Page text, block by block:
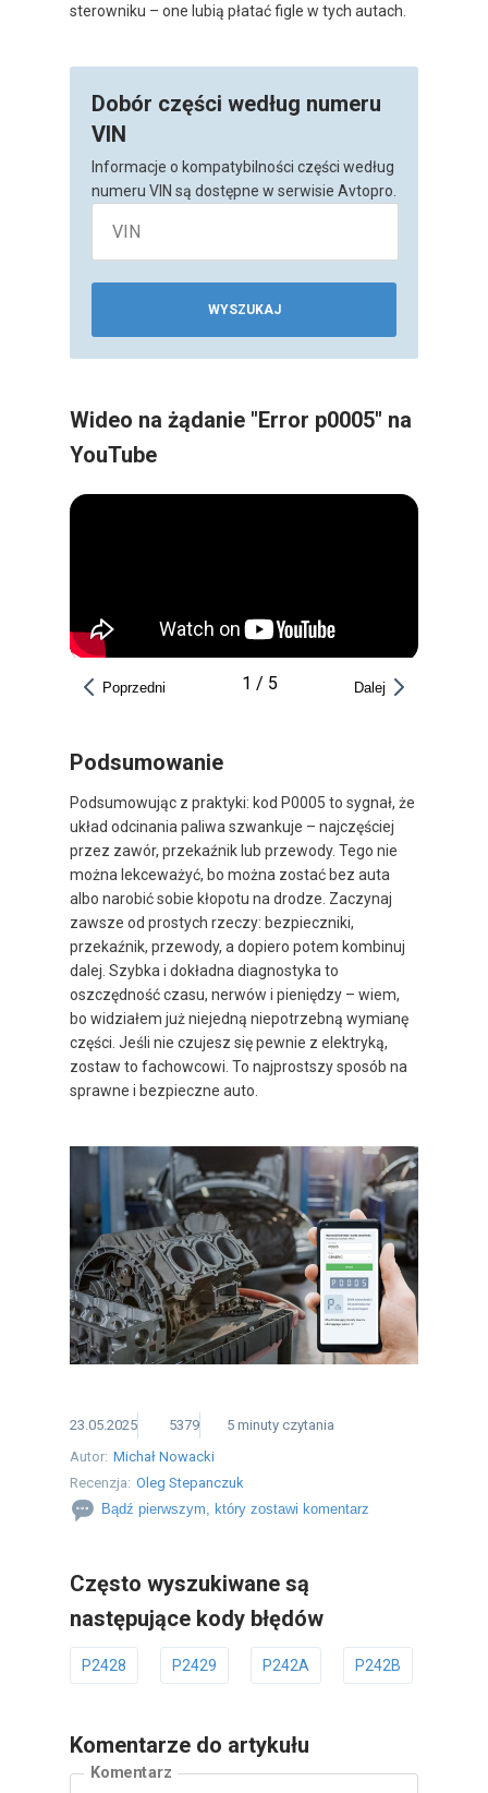
sterowniku – one lubią płatać figle w tych autach.
Dobór części według numeru
VIN
Informacje o kompatybilności części według
numeru VIN są dostępne w serwisie Avtopro.
WYSZUKAJ
Wideo na żądanie "Error p0005" na
YouTube
Poprzedni 1 / 5 Dalej
Podsumowanie
Podsumowując z praktyki: kod P0005 to sygnał, że
układ odcinania paliwa szwankuje – najczęściej
przez zawór, przekaźnik lub przewody. Tego nie
można lekceważyć, bo można zostać bez auta
albo narobić sobie kłopotu na drodze. Zaczynaj
zawsze od prostych rzeczy: bezpieczniki,
przekaźnik, przewody, a dopiero potem kombinuj
dalej. Szybka i dokładna diagnostyka to
oszczędność czasu, nerwów i pieniędzy – wiem,
bo widziałem już niejedną niepotrzebną wymianę
części. Jeśli nie czujesz się pewnie z elektryką,
zostaw to fachowcowi. To najprostszy sposób na
sprawne i bezpieczne auto.
23.05.2025 5379 5 minuty czytania
Autor: Michał Nowacki
Recenzja: Oleg Stepanczuk
Bądź pierwszym, który zostawi komentarz
Często wyszukiwane są
następujące kody błędów
P2428 P2429 P242A P242B
Komentarze do artykułu
Komentarz